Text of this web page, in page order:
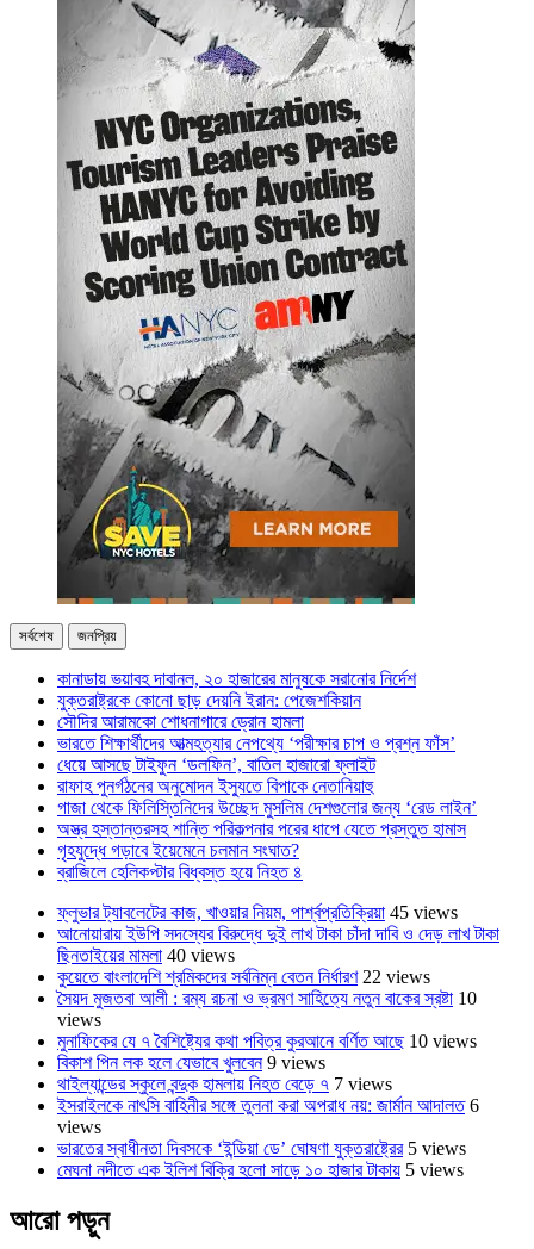
সর্বশেষ জনপ্রিয়
কানাডায় ভয়াবহ দাবানল, ২০ হাজারের মানুষকে সরানোর নির্দেশ
যুক্তরাষ্ট্রকে কোনো ছাড় দেয়নি ইরান: পেজেশকিয়ান
সৌদির আরামকো শোধনাগারে ড্রোন হামলা
ভারতে শিক্ষার্থীদের আত্মহত্যার নেপথ্যে ‘পরীক্ষার চাপ ও প্রশ্ন ফাঁস’
ধেয়ে আসছে টাইফুন ‘ডলফিন’, বাতিল হাজারো ফ্লাইট
রাফাহ পুনর্গঠনের অনুমোদন ইস্যুতে বিপাকে নেতানিয়াহু
গাজা থেকে ফিলিস্তিনিদের উচ্ছেদ মুসলিম দেশগুলোর জন্য ‘রেড লাইন’
অস্ত্র হস্তান্তরসহ শান্তি পরিকল্পনার পরের ধাপে যেতে প্রস্তুত হামাস
গৃহযুদ্ধে গড়াবে ইয়েমেনে চলমান সংঘাত?
ব্রাজিলে হেলিকপ্টার বিধ্বস্ত হয়ে নিহত ৪
ফ্লুভার ট্যাবলেটের কাজ, খাওয়ার নিয়ম, পার্শ্বপ্রতিক্রিয়া 45 views
আনোয়ারায় ইউপি সদস্যের বিরুদ্ধে দুই লাখ টাকা চাঁদা দাবি ও দেড় লাখ টাকা
ছিনতাইয়ের মামলা 40 views
কুয়েতে বাংলাদেশি শ্রমিকদের সর্বনিম্ন বেতন নির্ধারণ 22 views
সৈয়দ মুজতবা আলী : রম্য রচনা ও ভ্রমণ সাহিত্যে নতুন বাকের স্রষ্টা 10
views
মুনাফিকের যে ৭ বৈশিষ্ট্যের কথা পবিত্র কুরআনে বর্ণিত আছে 10 views
বিকাশ পিন লক হলে যেভাবে খুলবেন 9 views
থাইল্যান্ডের স্কুলে বন্দুক হামলায় নিহত বেড়ে ৭ 7 views
ইসরাইলকে নাৎসি বাহিনীর সঙ্গে তুলনা করা অপরাধ নয়: জার্মান আদালত 6
views
ভারতের স্বাধীনতা দিবসকে ‘ইন্ডিয়া ডে’ ঘোষণা যুক্তরাষ্ট্রের 5 views
মেঘনা নদীতে এক ইলিশ বিক্রি হলো সাড়ে ১০ হাজার টাকায় 5 views
আরো পড়ুন